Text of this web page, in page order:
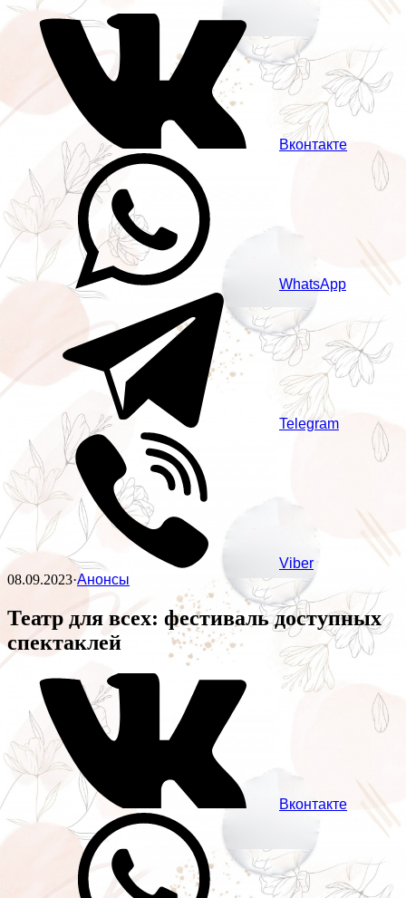
Вконтакте
WhatsApp
Telegram
Viber
08.09.2023·Анонсы
Театр для всех: фестиваль доступных
спектаклей
Вконтакте